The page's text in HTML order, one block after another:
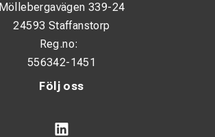
Följ oss
Möllebergavägen 339-24
24593 Staffanstorp
Reg.no:
556342-1451